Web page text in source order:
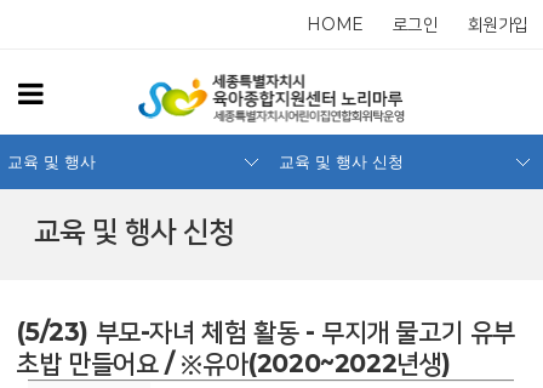
HOME 로그인 회원가입
교육 및 행사 신청
교육 및 행사 교육 및 행사 신청
(5/23) 부모-자녀 체험 활동 - 무지개 물고기 유부
초밥 만들어요 / ※유아(2020~2022년생)